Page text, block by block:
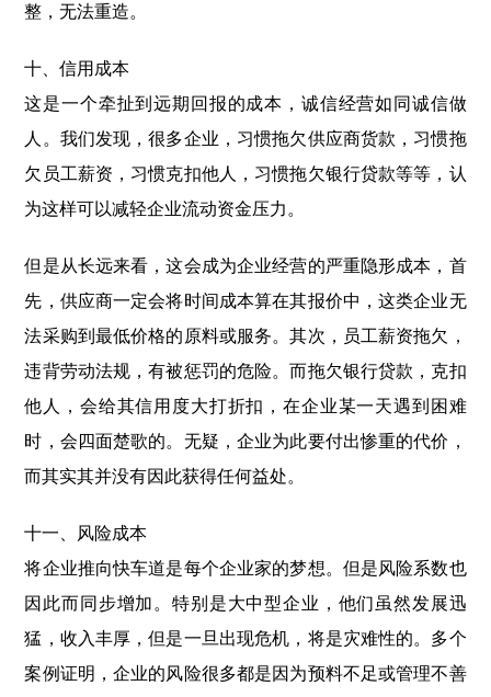
整，无法重造。
十、信用成本
这是一个牵扯到远期回报的成本，诚信经营如同诚信做
人。我们发现，很多企业，习惯拖欠供应商货款，习惯拖
欠员工薪资，习惯克扣他人，习惯拖欠银行贷款等等，认
为这样可以减轻企业流动资金压力。
但是从长远来看，这会成为企业经营的严重隐形成本，首
先，供应商一定会将时间成本算在其报价中，这类企业无
法采购到最低价格的原料或服务。其次，员工薪资拖欠，
违背劳动法规，有被惩罚的危险。而拖欠银行贷款，克扣
他人，会给其信用度大打折扣，在企业某一天遇到困难
时，会四面楚歌的。无疑，企业为此要付出惨重的代价，
而其实其并没有因此获得任何益处。
十一、风险成本
将企业推向快车道是每个企业家的梦想。但是风险系数也
因此而同步增加。特别是大中型企业，他们虽然发展迅
猛，收入丰厚，但是一旦出现危机，将是灾难性的。多个
案例证明，企业的风险很多都是因为预料不足或管理不善